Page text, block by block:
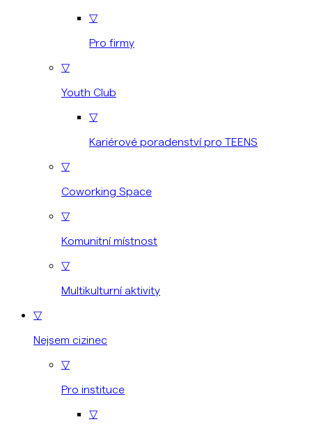
▽
Pro firmy
▽
Youth Club
▽
Kariérové poradenství pro TEENS
▽
Coworking Space
▽
Komunitní místnost
▽
Multikulturní aktivity
▽
Nejsem cizinec
▽
Pro instituce
▽